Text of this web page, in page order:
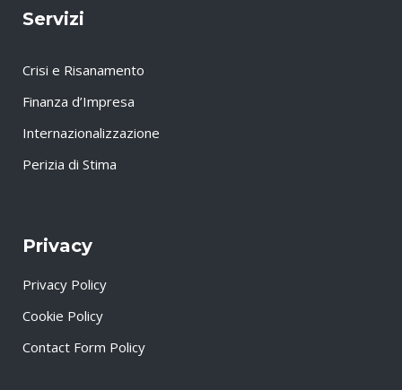
Servizi
Crisi e Risanamento
Finanza d’Impresa
Internazionalizzazione
Perizia di Stima
Privacy
Privacy Policy
Cookie Policy
Contact Form Policy